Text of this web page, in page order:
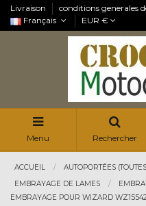
Livraison
conditions generales
Français
EUR €
Menu Rechercher
ACCUEIL
AUTOPORTÉES
EMBRAYAGE DE LAMES
EMBRAYAGE POUR WIZARD